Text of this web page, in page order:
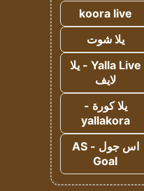
koora live
يلا شوت
Yalla Live - يلا
لايف
يلا كورة -
yallakora
اس جول - AS
Goal